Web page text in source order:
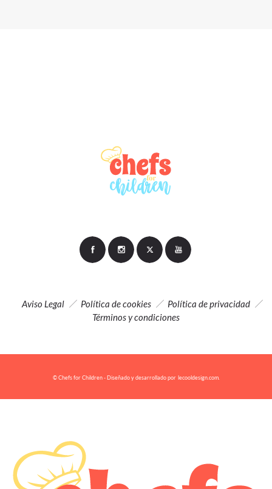
Aviso Legal Política de cookies
Política de privacidad
Términos y condiciones
© Chefs for Children - Diseñado y desarrollado por lecooldesign.com.